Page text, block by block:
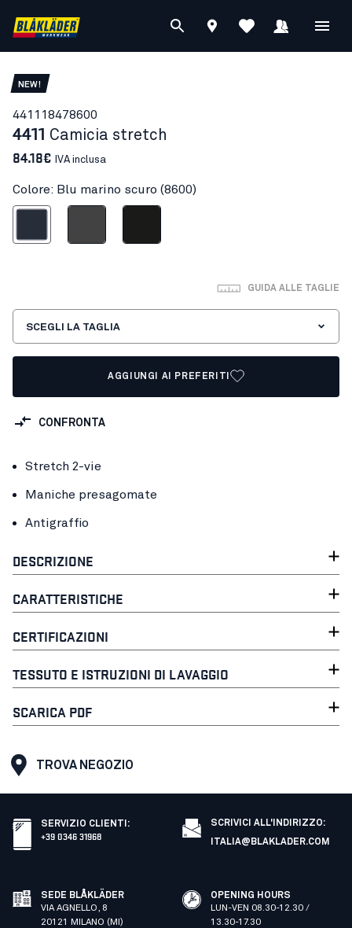
NEW!
441118478600
4411 Camicia stretch
84.18€ IVA inclusa
Colore: Blu marino scuro (8600)
GUIDA ALLE TAGLIE
SCEGLI LA TAGLIA
AGGIUNGI AI PREFERITI
CONFRONTA
Stretch 2-vie
Maniche presagomate
Antigraffio
DESCRIZIONE
CARATTERISTICHE
CERTIFICAZIONI
TESSUTO E ISTRUZIONI DI LAVAGGIO
SCARICA PDF
TROVA NEGOZIO
SERVIZIO CLIENTI :
+39 0346 31968
SCRIVICI ALL'INDIRIZZO:
ITALIA@BLAKLADER.COM
SEDE BLÅKLÄDER
VIA AGNELLO, 8
20121 MILANO (MI)
OPENING HOURS
LUN-VEN 08.30-12.30 /
13.30-17.30